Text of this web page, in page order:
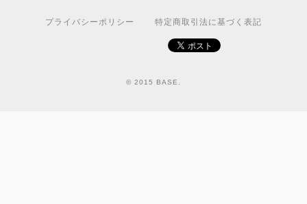
プライバシーポリシー 特定商取引法に基づく表記
© 2015 BASE.